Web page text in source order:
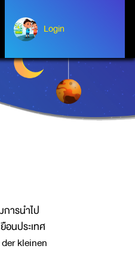
Login
Albert Einstein
ารนำไป
อนประเทศ
kleinen